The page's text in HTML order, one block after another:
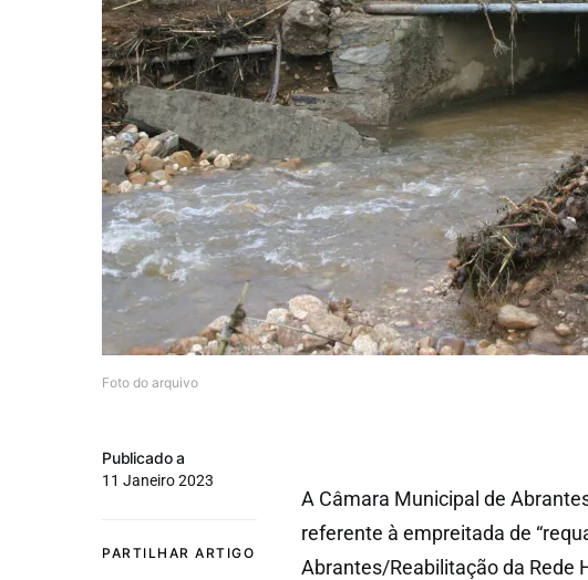
Foto do arquivo
Publicado a
11 Janeiro 2023
PARTILHAR ARTIGO
A Câmara Municipal de
referente à empreitada de
Abrantes/Reabilitação da Rede